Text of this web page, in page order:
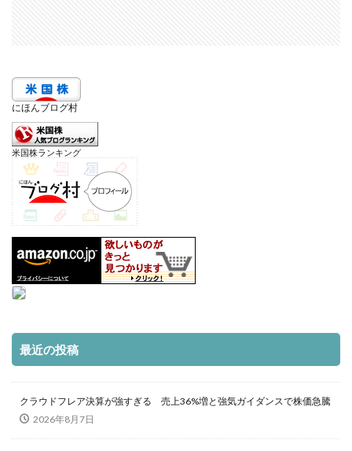
にほんブログ村
米国株ランキング
最近の投稿
クラウドフレア決算が強すぎる 売上36%増と強気ガイダンスで株価急騰
2026年8月7日